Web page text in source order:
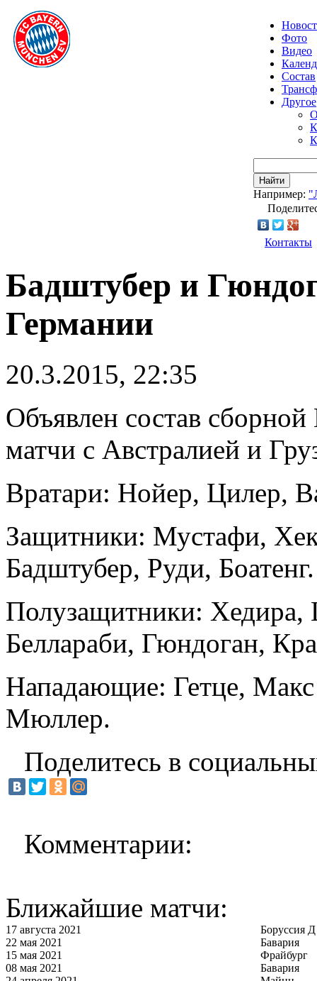
Фото
Видео
Состав
Другое
Найти
Например:
Контакты
Бадштубер и
Германии
20.3.2015, 22:35
Объявлен состав
матчи с Австралией и
Вратари: Нойер, Цилер,
Защитники: Мустафи,
Бадштубер, Руди, Боатенг.
Полузащитники:
Беллараби, Гюндоган,
Нападающие: Гетце,
Мюллер.
Поделитесь в
Комментарии:
Ближайшие матчи:
17 августа 2021
Боруссия Д
22 мая 2021
Бавария
15 мая 2021
Фрайбург
08 мая 2021
Бавария